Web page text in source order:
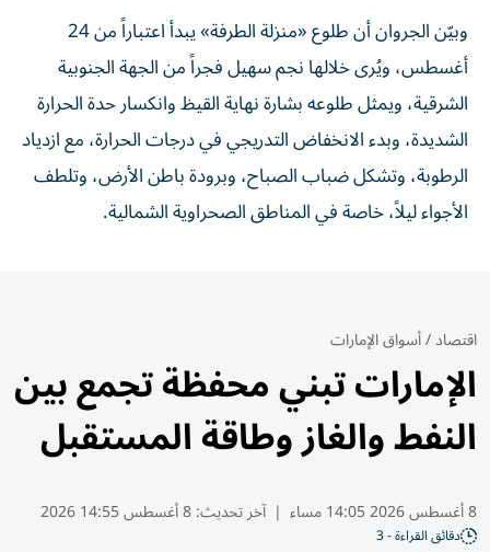
وبيّن الجروان أن طلوع «منزلة الطرفة» يبدأ اعتباراً من 24
أغسطس، ويُرى خلالها نجم سهيل فجراً من الجهة الجنوبية
الشرقية، ويمثل طلوعه بشارة نهاية القيظ وانكسار حدة الحرارة
الشديدة، وبدء الانخفاض التدريجي في درجات الحرارة، مع ازدياد
الرطوبة، وتشكل ضباب الصباح، وبرودة باطن الأرض، وتلطف
الأجواء ليلاً، خاصة في المناطق الصحراوية الشمالية.
اقتصاد/أسواق الإمارات
الإمارات تبني محفظة تجمع بين
النفط والغاز وطاقة المستقبل
8 أغسطس 2026 14:05 مساء | آخر تحديث:8 أغسطس 14:55 2026
دقائق القراءة - 3